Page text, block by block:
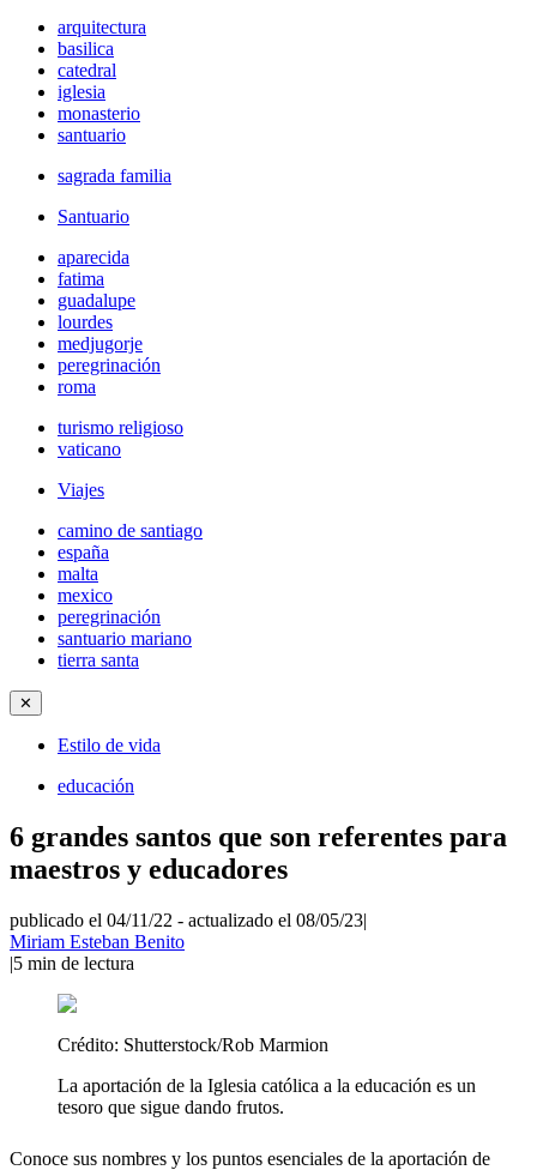
arquitectura
basilica
catedral
iglesia
monasterio
santuario
sagrada familia
Santuario
aparecida
fatima
guadalupe
lourdes
medjugorje
peregrinación
roma
turismo religioso
vaticano
Viajes
camino de santiago
españa
malta
mexico
peregrinación
santuario mariano
tierra santa
✕
Estilo de vida
educación
6 grandes santos que son referentes para
maestros y educadores
publicado el 04/11/22 - actualizado el 08/05/23|
Miriam Esteban Benito
|5 min de lectura
Crédito: Shutterstock/Rob Marmion
La aportación de la Iglesia católica a la educación es un
tesoro que sigue dando frutos.
Conoce sus nombres y los puntos esenciales de la aportación de